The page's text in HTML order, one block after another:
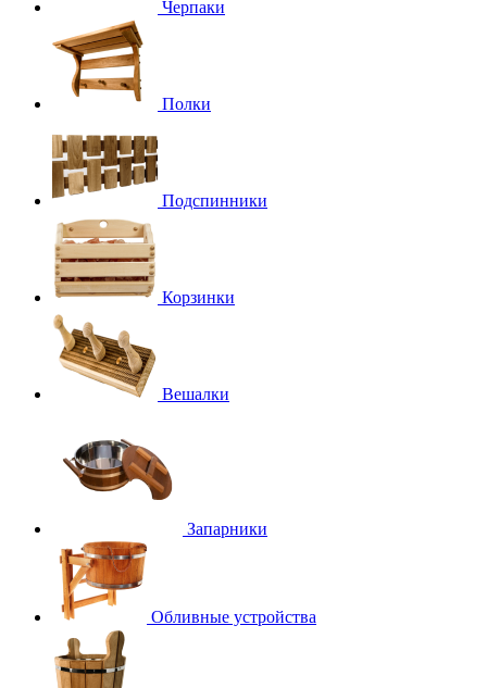
Черпаки
Полки
Подспинники
Корзинки
Вешалки
Запарники
Обливные устройства